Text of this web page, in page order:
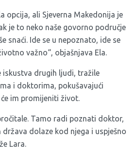
opcija, ali Sjeverna Makedonija je
je to neko naše govorno područje
snaći. Ide se u nepoznato, ide se
važno“, objašnjava Ela.
iskustva drugih ljudi, tražile
i doktorima, pokušavajući
im promijeniti život.
Tamo radi poznati doktor,
dolaze kod njega i uspješno
Lara.